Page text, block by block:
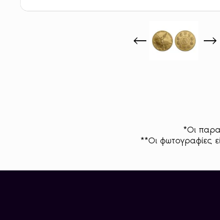
*Οι
**Οι φωτογραφίες